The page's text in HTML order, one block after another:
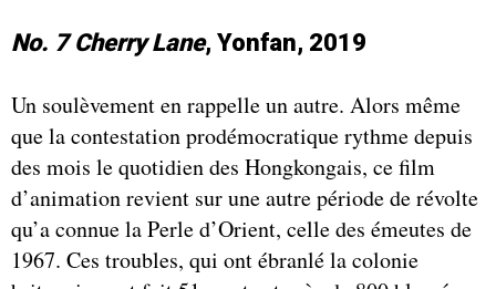
No. 7 Cherry Lane, Yonfan, 2019
Un soulèvement en rappelle un autre. Alors même
que la contestation prodémocratique rythme depuis
des mois le quotidien des Hongkongais, ce film
d’animation revient sur une autre période de révolte
qu’a connue la Perle d’Orient, celle des émeutes de
1967. Ces troubles, qui ont ébranlé la colonie